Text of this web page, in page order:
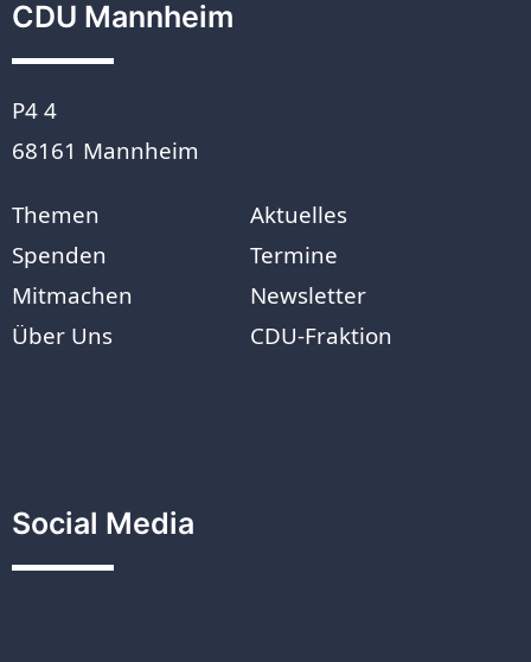
CDU Mannheim
P4 4
68161 Mannheim
Themen
Spenden
Mitmachen
Über Uns
Aktuelles
Termine
Newsletter
CDU-Fraktion
Social Media